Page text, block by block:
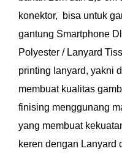
konektor, bisa untuk
gantung Smartphone
Polyester / Lanyard
printing lanyard, yakni
membuat kualitas
finising menggunang
yang membuat
keren dengan Lanyard